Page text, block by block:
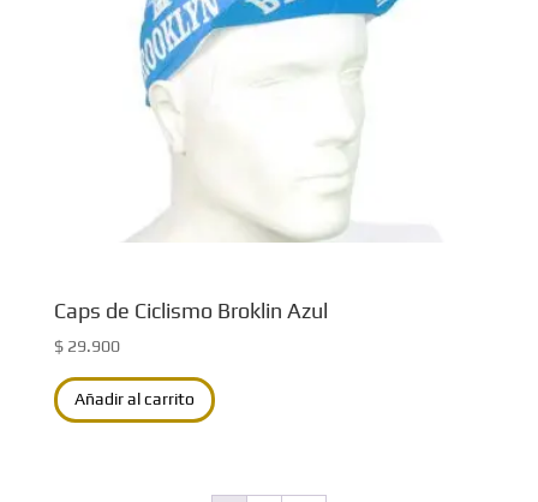
Caps de Ciclismo Broklin Azul
$29.900
Añadir al carrito